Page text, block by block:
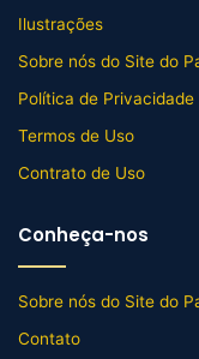
Ilustrações
Sobre nós do Site do
Política de Privacidade
Termos de Uso
Contrato de Uso
Conheça-nos
Sobre nós do Site do
Contato